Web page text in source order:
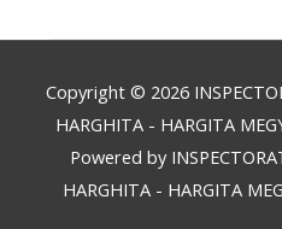
Copyright © 2026
HARGHITA - HARGITA
Powered by
HARGHITA - HARGITA